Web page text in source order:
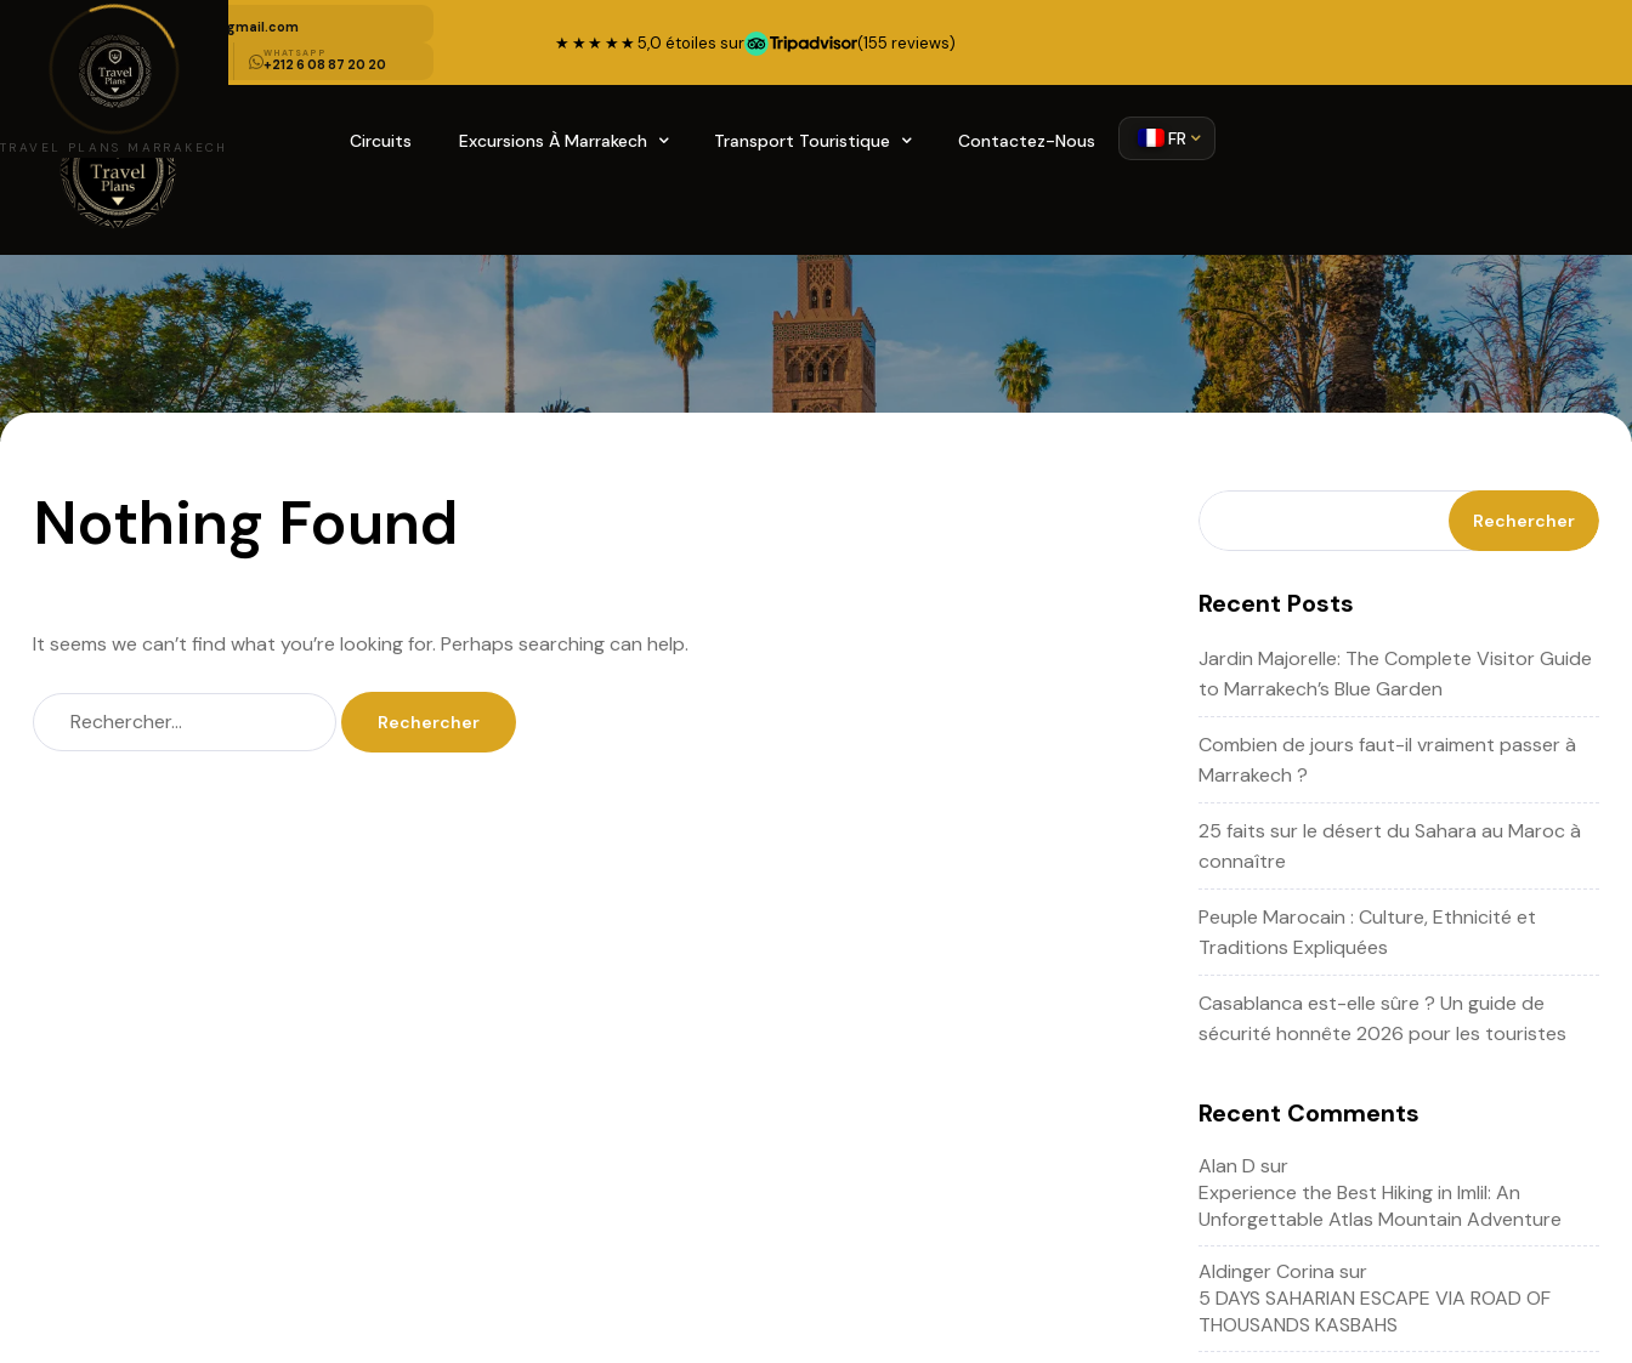
TRAVEL PLANS MARRAKECH
EMAIL US
travelplansmarrakech@gmail.com
APPELEZ-NOUS
+212 6 08 85 10 10
WHATSAPP
+212 6 08 87 20 20
★★★★★5,0 étoiles sur (155 reviews)
Circuits Excursions À Marrakech Transport Touristique Contactez-Nous FR
Nothing Found
It seems we can’t find what you’re looking for. Perhaps searching can help.
Rechercher
Recent Posts
Jardin Majorelle: The Complete Visitor Guide
to Marrakech’s Blue Garden
Combien de jours faut-il vraiment passer à
Marrakech ?
25 faits sur le désert du Sahara au Maroc à
connaître
Peuple Marocain : Culture, Ethnicité et
Traditions Expliquées
Casablanca est-elle sûre ? Un guide de
sécurité honnête 2026 pour les touristes
Recent Comments
Alan D sur
Experience the Best Hiking in Imlil: An
Unforgettable Atlas Mountain Adventure
Aldinger Corina sur
5 DAYS SAHARIAN ESCAPE VIA ROAD OF
THOUSANDS KASBAHS